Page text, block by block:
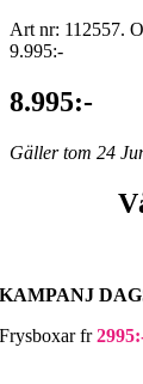
Art nr: 112557.
9.995:-
8.995:-
Gäller tom 24
KAMPANJ
Frysboxar fr